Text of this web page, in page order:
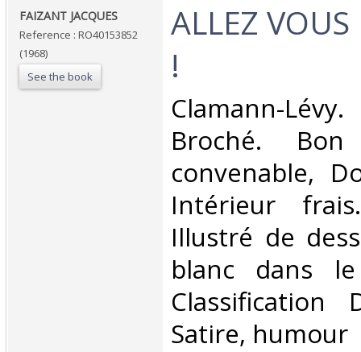
‎FAIZANT JACQUES‎
Reference : RO40153852
(1968)
See the book
‎ALLEZ
!‎
‎Clamann-
Broché.
convenable,
Intérieur
Illustré de
blanc dans
Classification
Satire, humour‎